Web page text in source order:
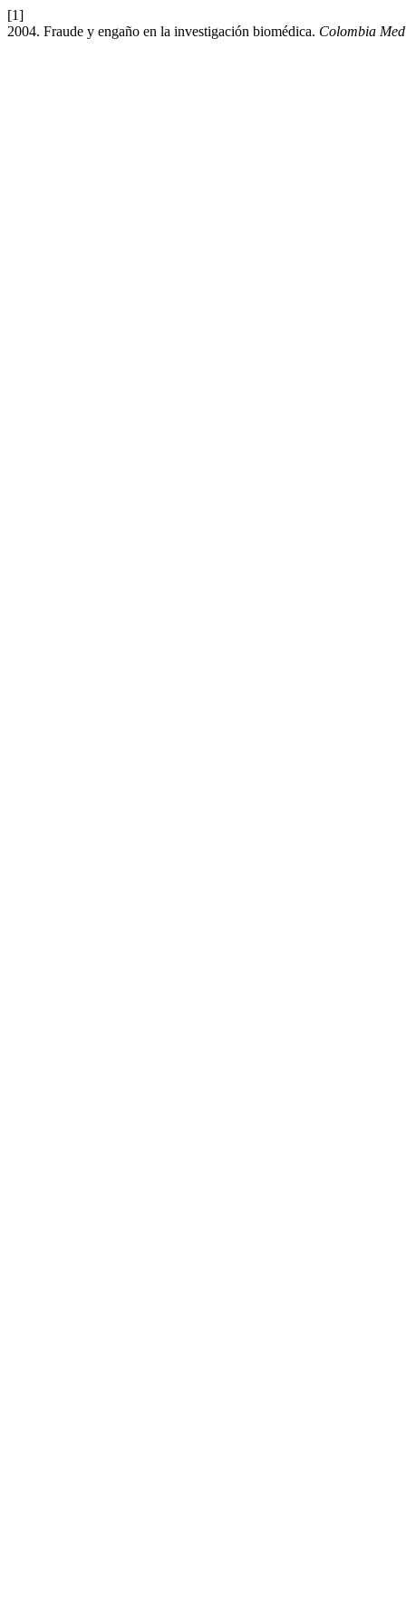
[1]
2004. Fraude y engaño en la investigación biomédica. Colombia